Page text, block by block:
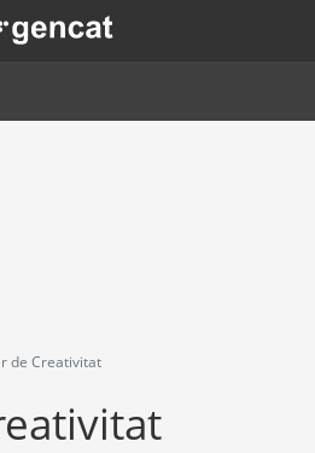
Vés
al
en una nova finestra.
de Creativitat